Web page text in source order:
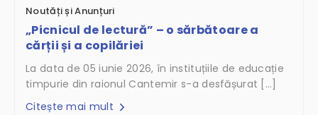
Noutăți și Anunțuri
„Picnicul de lectură” – o sărbătoare a
cărții și a copilăriei
La data de 05 iunie 2026, în instituțiile de educație
timpurie din raionul Cantemir s-a desfășurat […]
Citește mai mult